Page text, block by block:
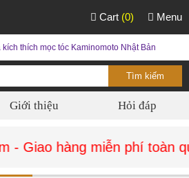
Menu
Cart (0)
Giới thiệu Hỏi đáp
Giao hàng miễn phí toàn